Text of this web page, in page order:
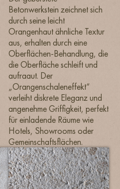
Betonwerkstein zeichnet sich
durch seine leicht
Orangenhaut ähnliche Textur
aus, erhalten durch eine
Oberflächen-Behandlung, die
die Oberfläche schleift und
aufraaut. Der
„Orangenschaleneffekt“
verleiht diskrete Eleganz und
angenehme Griffigkeit, perfekt
für einladende Räume wie
Hotels, Showrooms oder
Gemeinschaftsflächen.